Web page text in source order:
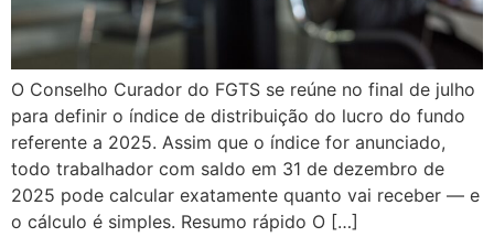
O Conselho Curador do FGTS se reúne no final de julho
para definir o índice de distribuição do lucro do fundo
referente a 2025. Assim que o índice for anunciado,
todo trabalhador com saldo em 31 de dezembro de
2025 pode calcular exatamente quanto vai receber — e
o cálculo é simples. Resumo rápido O […]